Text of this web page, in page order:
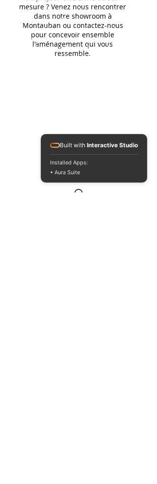
mesure ? Venez nous rencontrer
dans notre showroom à
Montauban ou contactez-nous
pour concevoir ensemble
l'aménagement qui vous
ressemble.
la France métropolitaine sauf
dans le cas d'un article non-
disponible, d'un problème lié au
transporteur ou tout autres
problèmes indépendants de la
volonté de la Société HAND ART
logistique vous recontactera dans
les plus brefs délais.
DÉLAI :
Built with Interactive Studio
Installed Apps:
• Aura Suite